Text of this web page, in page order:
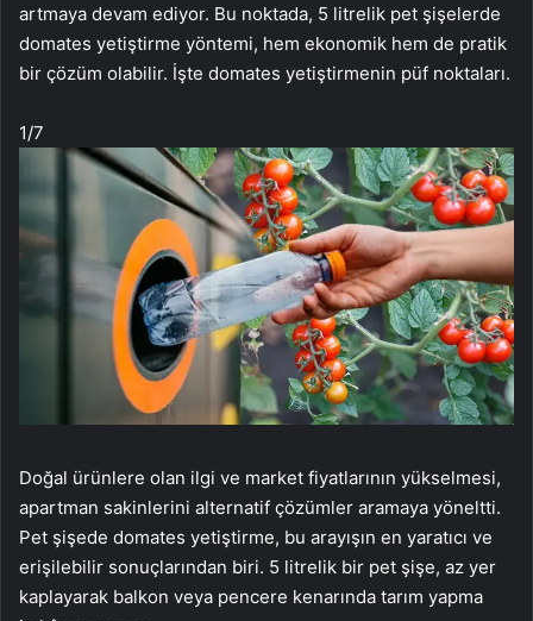
artmaya devam ediyor. Bu noktada, 5 litrelik pet şişelerde
domates yetiştirme yöntemi, hem ekonomik hem de pratik
bir çözüm olabilir. İşte domates yetiştirmenin püf noktaları.
1/7
Doğal ürünlere olan ilgi ve market fiyatlarının yükselmesi,
apartman sakinlerini alternatif çözümler aramaya yöneltti.
Pet şişede domates yetiştirme, bu arayışın en yaratıcı ve
erişilebilir sonuçlarından biri. 5 litrelik bir pet şişe, az yer
kaplayarak balkon veya pencere kenarında tarım yapma